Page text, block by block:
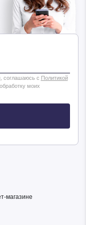
, соглашаюсь с Политикой
моих
магазине